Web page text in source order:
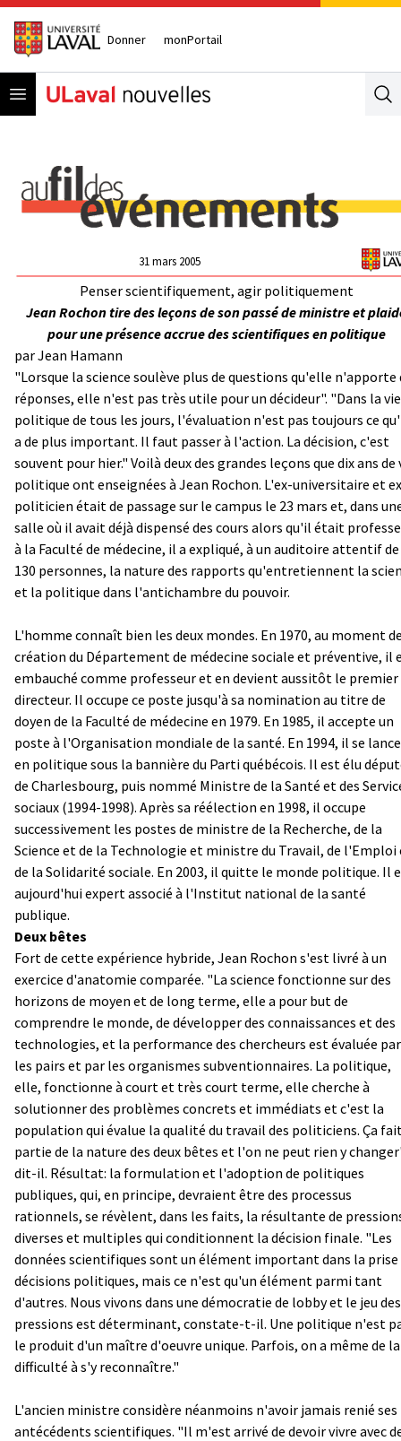
Donner monPortail
Open menu
31 mars 2005
Penser scientifiquement, agir politiquement
Jean Rochon tire des leçons de son passé de ministre et
pour une présence accrue des scientifiques en politique
par Jean Hamann
"Lorsque la science soulève plus de questions qu'elle n'apporte
réponses, elle n'est pas très utile pour un décideur". "Dans la vie
politique de tous les jours, l'évaluation n'est pas toujours ce
a de plus important. Il faut passer à l'action. La décision, c'est
souvent pour hier." Voilà deux des grandes leçons que dix ans de
politique ont enseignées à Jean Rochon. L'ex-universitaire et
politicien était de passage sur le campus le 23 mars et, dans
salle où il avait déjà dispensé des cours alors qu'il était
à la Faculté de médecine, il a expliqué, à un auditoire attentif de
130 personnes, la nature des rapports qu'entretiennent la
et la politique dans l'antichambre du pouvoir.
L'homme connaît bien les deux mondes. En 1970, au moment
création du Département de médecine sociale et préventive, il
embauché comme professeur et en devient aussitôt le premier
directeur. Il occupe ce poste jusqu'à sa nomination au titre de
doyen de la Faculté de médecine en 1979. En 1985, il accepte un
poste à l'Organisation mondiale de la santé. En 1994, il se lance
en politique sous la bannière du Parti québécois. Il est élu
de Charlesbourg, puis nommé Ministre de la Santé et des
sociaux (1994-1998). Après sa réélection en 1998, il occupe
successivement les postes de ministre de la Recherche, de la
Science et de la Technologie et ministre du Travail, de l'Emploi
de la Solidarité sociale. En 2003, il quitte le monde politique. Il
aujourd'hui expert associé à l'Institut national de la santé
publique.
Deux bêtes
Fort de cette expérience hybride, Jean Rochon s'est livré à un
exercice d'anatomie comparée. "La science fonctionne sur des
horizons de moyen et de long terme, elle a pour but de
comprendre le monde, de développer des connaissances et des
technologies, et la performance des chercheurs est évaluée par
les pairs et par les organismes subventionnaires. La politique,
elle, fonctionne à court et très court terme, elle cherche à
solutionner des problèmes concrets et immédiats et c'est la
population qui évalue la qualité du travail des politiciens. Ça
partie de la nature des deux bêtes et l'on ne peut rien y
dit-il. Résultat: la formulation et l'adoption de politiques
publiques, qui, en principe, devraient être des processus
rationnels, se révèlent, dans les faits, la résultante de
diverses et multiples qui conditionnent la décision finale. "Les
données scientifiques sont un élément important dans la prise
décisions politiques, mais ce n'est qu'un élément parmi tant
d'autres. Nous vivons dans une démocratie de lobby et le jeu des
pressions est déterminant, constate-t-il. Une politique n'est
le produit d'un maître d'oeuvre unique. Parfois, on a même de la
difficulté à s'y reconnaître."
L'ancien ministre considère néanmoins n'avoir jamais renié ses
antécédents scientifiques. "Il m'est arrivé de devoir vivre avec